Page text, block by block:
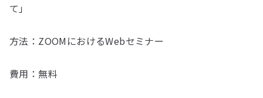
て」
方法：ZOOMにおけるWebセミナー
費用：無料